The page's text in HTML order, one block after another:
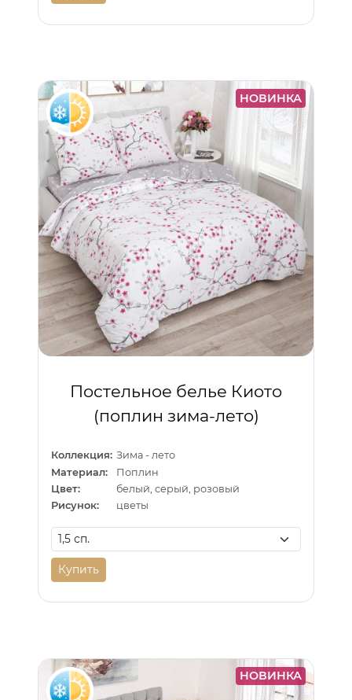
НОВИНКА
Постельное белье Киото
(поплин зима-лето)
Коллекция: Зима - лето
Материал:
Поплин
Цвет:
белый, серый, розовый
Рисунок:
цветы
Купить
НОВИНКА